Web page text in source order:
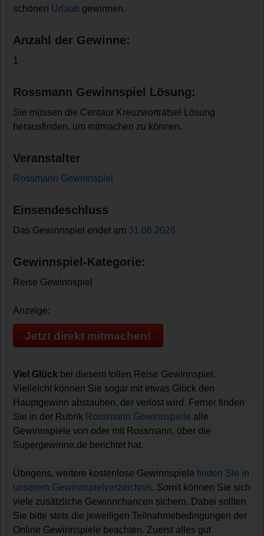
schönen Urlaub gewinnen.
Anzahl der Gewinne:
1
Rossmann Gewinnspiel Lösung:
Sie müssen die Centaur Kreuzworträtsel Lösung
herausfinden, um mitmachen zu können.
Veranstalter
Rossmann Gewinnspiel
Einsendeschluss
Das Gewinnspiel endet am 31.08.2026
Gewinnspiel-Kategorie:
Reise Gewinnspiel
Anzeige:
Jetzt direkt mitmachen!
Viel Glück bei diesem tollen Reise Gewinnspiel.
Vielleicht können Sie sogar mit etwas Glück den
Hauptgewinn abstauben, der verlost wird. Ferner finden
Sie in der Rubrik Rossmann Gewinnspiele alle
Gewinnspiele von oder mit Rossmann, über die
Supergewinne.de berichtet hat.
Übrigens, weitere kostenlose Gewinnspielefinden Sie in
unserem Gewinnspielverzeichnis. Somit können Sie sich
viele zusätzliche Gewinnchancen sichern. Dabei sollten
Sie bitte stets die jeweiligen Teilnahmebedingungen der
Online Gewinnspiele beachten. Zuerst alles gut